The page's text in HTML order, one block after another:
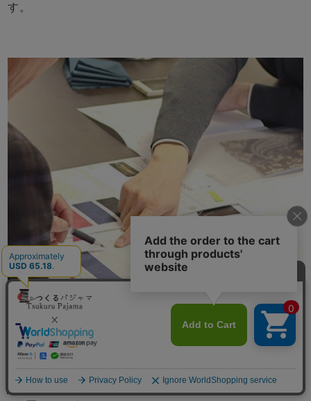
メニュー
す。
素材の企画、商品開発、製造、出荷まで